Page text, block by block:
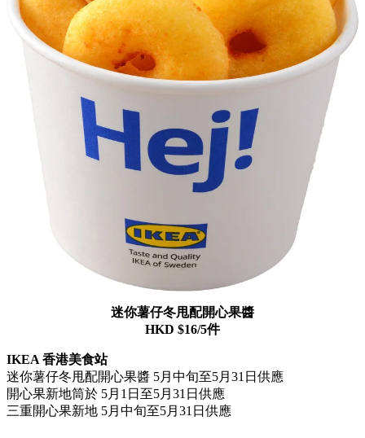
迷你薯仔冬甩配開心果醬
HKD $16/5件
IKEA 香港美食站
迷你薯仔冬甩配開心果醬 5月中旬至5月31日供應
開心果新地筒於 5月1日至5月31日供應
三重開心果新地 5月中旬至5月31日供應